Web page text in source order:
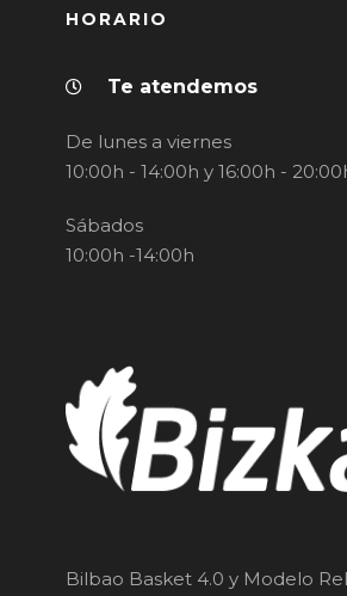
HORARIO
Te atendemos
De lunes a viernes
10:00h - 14:00h y 16:00h -
Sábados
10:00h -14:00h
Bilbao Basket 4.0 y Modelo